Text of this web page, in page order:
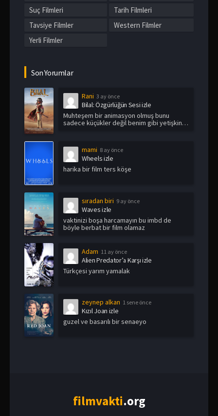
Suç Filmleri
Tarih Filmleri
Tavsiye Filmler
Western Filmler
Yerli Filmler
Son Yorumlar
Rani 3 ay önce
Bilal: Özgürlüğün Sesi izle
Muhteşem bir animasyon olmuş bunu
sadece küçükler değil benim gibi yetişkin
mami 8 ay önce
Wheels izle
harika bir film ters köşe
sıradan biri 9 ay önce
Waves izle
vaktinizi boşa harcamayın bu imbd de
böyle berbat bir film olamaz
Adam 11 ay önce
Alien Predator’a Karşı izle
Türkçesi yarım yamalak
zeynep alkan 1 sene önce
Kızıl Joan izle
guzel ve basarılı bir senaeyo
filmvakti.org